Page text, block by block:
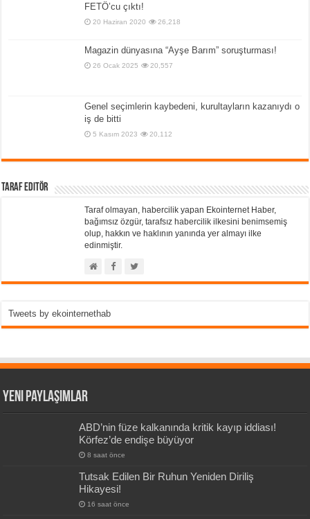
FETÖ’cu çıktı!
20 Haziran 2020 26,218
Magazin dünyasına “Ayşe Barım” soruşturması!
26 Ocak 2025 20,557
Genel seçimlerin kaybedeni, kurultayların kazanıydı o
iş de bitti
5 Kasım 2023 20,112
Taraf Editör
Taraf olmayan, habercilik yapan Ekointernet Haber,
bağımsız özgür, tarafsız habercilik ilkesini benimsemiş
olup, hakkın ve haklının yanında yer almayı ilke
edinmiştir.
Tweets by ekointernethab
Yeni Paylaşımlar
ABD’nin füze kalkanında kritik kayıp iddiası!
Körfez’de endişe büyüyor
8 saat önce
Tutsak Edilen Bir Ruhun Yeniden Diriliş
Hikayesi!
16 saat önce